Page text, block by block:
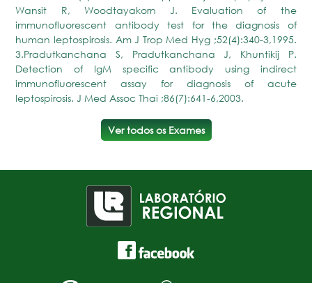
Wansit R, Woodtayakorn J. Evaluation of the
immunofluorescent antibody test for the diagnosis of
human leptospirosis. Am J Trop Med Hyg ;52(4):340-3,1995.
3.Pradutkanchana S, Pradutkanchana J, Khuntikij P.
Detection of IgM specific antibody using indirect
immunofluorescent assay for diagnosis of acute
leptospirosis. J Med Assoc Thai ;86(7):641-6,2003.
Ver todos os Exames